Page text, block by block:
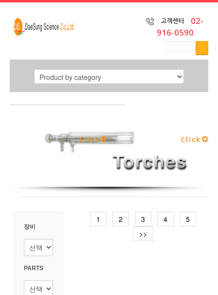
02-
916-0590
get in
touch
reference
Click Click
장비
PARTS
1 2 3 4
5
>>
닫기